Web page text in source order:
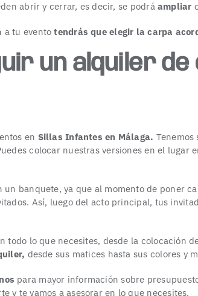
abrir y cerrar, es decir, se podrá ampliar
a tu eventotendrás que elegir la carpa
un alquiler
en Sillas Infantes en Málaga.
colocar nuestras versiones en el lugar
banquete, ya que al momento de poner
Así, luego del acto principal, tus
todo lo que necesites, desde la colocación
, desde sus matices hasta sus colores y
para mayor información sobre
y te vamos a asesorar en lo que necesites.